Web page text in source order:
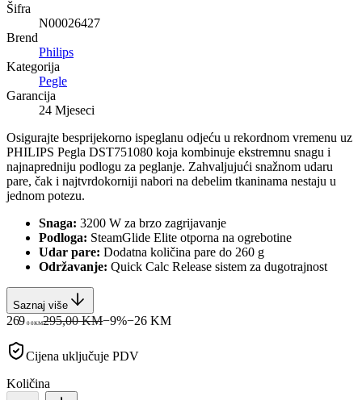
Šifra
N00026427
Brend
Philips
Kategorija
Pegle
Garancija
24 Mjeseci
Osigurajte besprijekorno ispeglanu odjeću u rekordnom vremenu uz
PHILIPS Pegla DST751080 koja kombinuje ekstremnu snagu i
najnapredniju podlogu za peglanje. Zahvaljujući snažnom udaru
pare, čak i najtvrdokorniji nabori na debelim tkaninama nestaju u
jednom potezu.
Snaga: 3200 W za brzo zagrijavanje
Podloga: SteamGlide Elite otporna na ogrebotine
Udar pare: Dodatna količina pare do 260 g
Održavanje: Quick Calc Release sistem za dugotrajnost
Saznaj više
269 00KM295,00 KM−9%−26 KM
Cijena uključuje PDV
Količina